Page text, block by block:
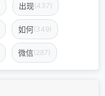
出现(437)
如何(349)
微信(287)